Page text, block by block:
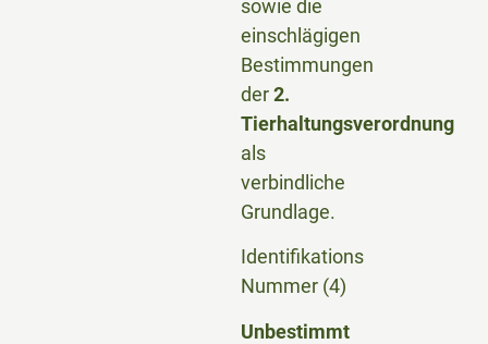
sowie die
einschlägigen
Bestimmungen
der2.
Tierhaltungsverordnung
als
verbindliche
Grundlage.
Identifikations
Nummer (4)
Unbestimmt